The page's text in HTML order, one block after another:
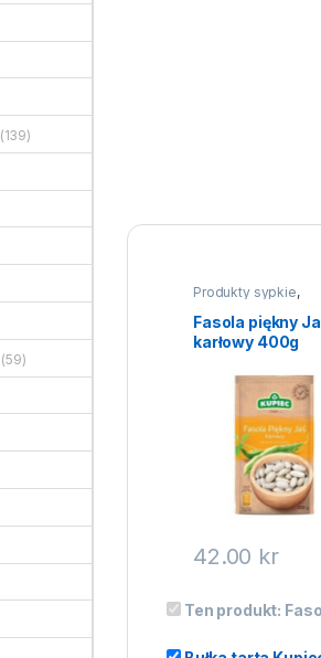
Produkty sypkie,
Warzywa
ziarna
Fasola piękny
karłowy 400g
42.00 kr
Ten produkt:
(139)
(59)